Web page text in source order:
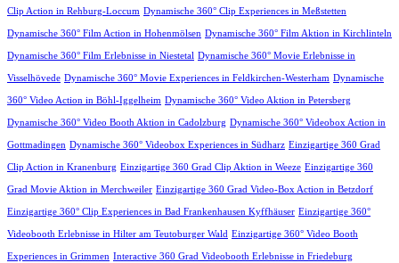
Clip Action in Rehburg-Loccum Dynamische 360° Clip Experiences in Meßstetten
Dynamische 360° Film Action in Hohenmölsen Dynamische 360° Film Aktion in Kirchlinteln
Dynamische 360° Film Erlebnisse in Niestetal Dynamische 360° Movie Erlebnisse in
Visselhövede Dynamische 360° Movie Experiences in Feldkirchen-Westerham Dynamische
360° Video Action in Böhl-Iggelheim Dynamische 360° Video Aktion in Petersberg
Dynamische 360° Video Booth Aktion in Cadolzburg Dynamische 360° Videobox Action in
Gottmadingen Dynamische 360° Videobox Experiences in Südharz Einzigartige 360 Grad
Clip Action in Kranenburg Einzigartige 360 Grad Clip Aktion in Weeze Einzigartige 360
Grad Movie Aktion in Merchweiler Einzigartige 360 Grad Video-Box Action in Betzdorf
Einzigartige 360° Clip Experiences in Bad Frankenhausen Kyffhäuser Einzigartige 360°
Videobooth Erlebnisse in Hilter am Teutoburger Wald Einzigartige 360° Video Booth
Experiences in Grimmen Interactive 360 Grad Videobooth Erlebnisse in Friedeburg